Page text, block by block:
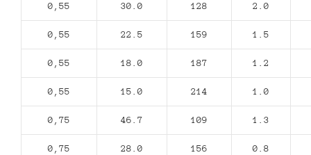
0,55 30.0 128 2.0
0,55 22.5 159 1.5
0,55 18.0 187 1.2
0,55 15.0 214 1.0
0,75 46.7 109 1.3
0,75 28.0 156 0.8